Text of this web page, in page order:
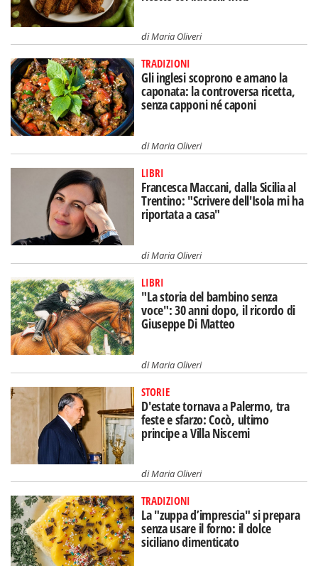
diMaria Oliveri
TRADIZIONI
Gli inglesi scoprono e amano la
caponata: la controversa ricetta,
senza capponi né caponi
diMaria Oliveri
LIBRI
Francesca Maccani, dalla Sicilia al
Trentino: "Scrivere dell'Isola mi ha
riportata a casa"
diMaria Oliveri
LIBRI
"La storia del bambino senza
voce": 30 anni dopo, il ricordo di
Giuseppe Di Matteo
diMaria Oliveri
STORIE
D'estate tornava a Palermo, tra
feste e sfarzo: Cocò, ultimo
principe a Villa Niscemi
diMaria Oliveri
TRADIZIONI
La "zuppa d’imprescia" si prepara
senza usare il forno: il dolce
siciliano dimenticato